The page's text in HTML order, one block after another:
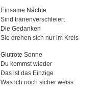
Einsame Nächte
Sind tränenverschleiert
Die Gedanken
Sie drehen sich nur im Kreis
Glutrote Sonne
Du kommst wieder
Das ist das Einzige
Was ich noch sicher weiss